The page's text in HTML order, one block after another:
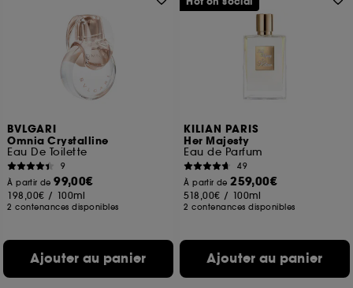
BVLGARI
Omnia Crystalline
Eau De Toilette
9
À partir de99,00€
198,00€ / 100ml
2 contenances disponibles
Ajouter au panier
KILIAN PARIS
Her Majesty
Eau de Parfum
49
À partir de259,00€
518,00€ / 100ml
2 contenances disponibles
Ajouter au panier